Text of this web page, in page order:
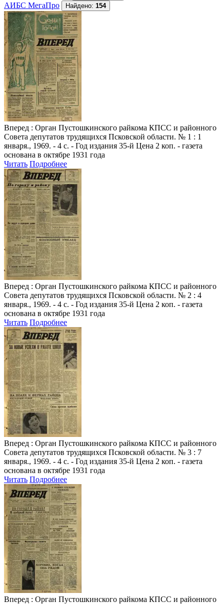
АИБС МегаПро
Найдено: 154
Вперед : Орган Пустошкинского райкома КПСС и районного
Совета депутатов трудящихся Псковской области. № 1 : 1
января., 1969. - 4 с. - Год издания 35-й Цена 2 коп. - газета
основана в октябре 1931 года
Читать Подробнее
Вперед : Орган Пустошкинского райкома КПСС и районного
Совета депутатов трудящихся Псковской области. № 2 : 4
января., 1969. - 4 с. - Год издания 35-й Цена 2 коп. - газета
основана в октябре 1931 года
Читать Подробнее
Вперед : Орган Пустошкинского райкома КПСС и районного
Совета депутатов трудящихся Псковской области. № 3 : 7
января., 1969. - 4 с. - Год издания 35-й Цена 2 коп. - газета
основана в октябре 1931 года
Читать Подробнее
Вперед : Орган Пустошкинского райкома КПСС и районного